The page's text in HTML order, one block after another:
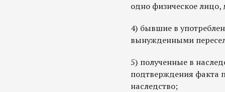
одно физическое лицо,
4) бывшие в
вынужденными
5) полученные в
подтверждения факта
наследство;